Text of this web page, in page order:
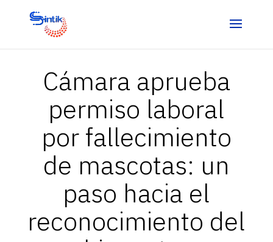
Cámara aprueba
permiso laboral
por fallecimiento
de mascotas: un
paso hacia el
reconocimiento del